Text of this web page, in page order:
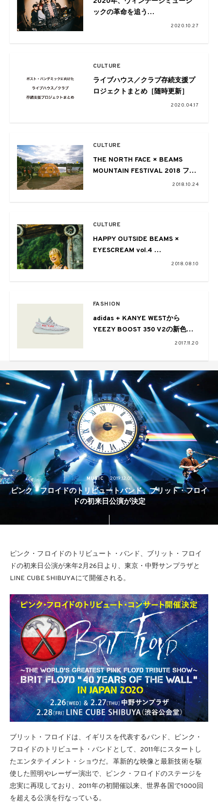
ックの革命を追う
2020.10.27
CULTURE
ライブハウス／クラブ存続支援プ
ロジェクトまとめ［随時更新］
2020.04.17
CULTURE
THE NORTH FACE × BEAMS
MOUNTAIN FESTIVAL 2018 フォ
トレポート 〜都市と街を繋ぐ新た
2018.10.24
CULTURE
HAPPY OUTSIDE BEAMS ×
EYESCREAM vol.4
〜FUJI ROCK FESTIVAL ’18〜
2018.08.10
FASHION
adidas + KANYE WESTから
YEEZY BOOST 350 V2の新色が
2017.11.20
MUSIC 2019.12.01
ピンク・フロイドのトリビュートバンド、ブリット・フロイ
ドの初来日公演が決定
ピンク・フロイドのトリビュート・バンド、ブリット・フロイ
ドの初来日公演が来年2月26日より、東京・中野サンプラザと
LINE CUBE SHIBUYAにて開催される。
ブリット・フロイドは、イギリスを代表するバンド、ピンク・
フロイドのトリビュート・バンドとして、2011年にスタートし
たエンタテイメント・ショウだ。革新的な映像と最新技術を駆
使した照明やレーザー演出で、ピンク・フロイドのステージを
忠実に再現しており、2011年の初開催以来、世界各国で1000回
を超える公演を行なっている。